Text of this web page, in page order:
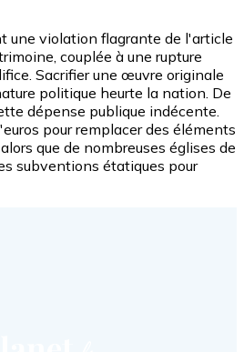
une violation flagrante de l'article
couplée à une rupture
Sacrifier une œuvre originale
politique heurte la nation. De
dépense publique indécente.
pour remplacer des éléments
que de nombreuses églises de
subventions étatiques pour